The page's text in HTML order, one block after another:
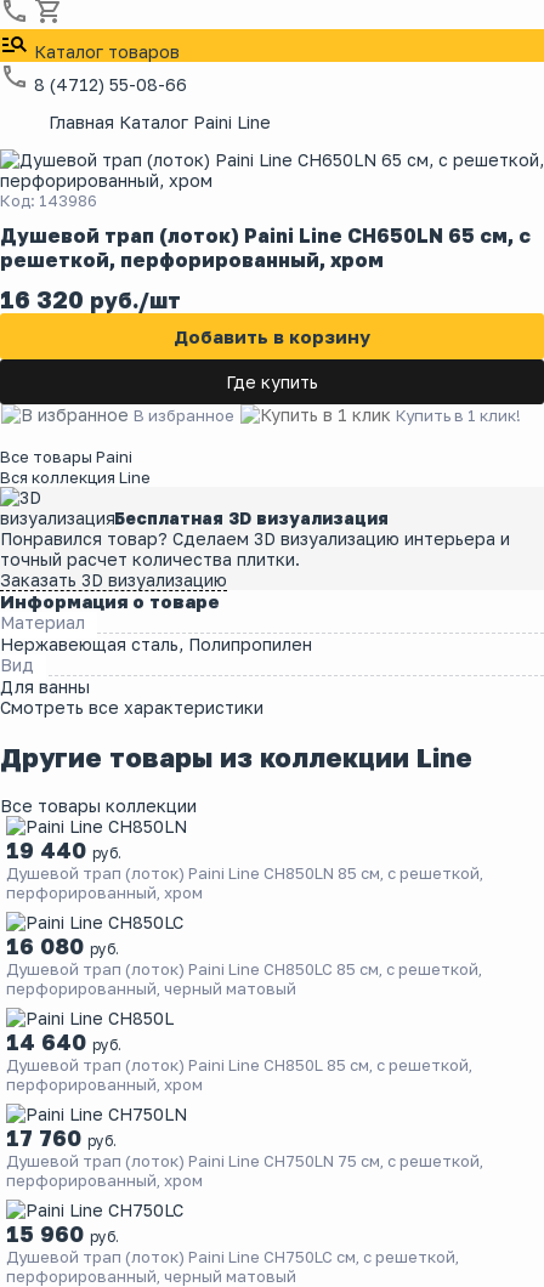
Каталог товаров
8 (4712) 55-08-66
Главная Каталог Paini Line
Код: 143986
Душевой трап (лоток) Paini Line CH650LN 65 см, с
решеткой, перфорированный, хром
16 320 руб./шт
Добавить в корзину
Где купить
В избранное Купить в 1 клик!
Все товары Paini
Вся коллекция Line
Бесплатная 3D визуализация
Понравился товар? Сделаем 3D визуализацию интерьера и
точный расчет количества плитки.
Заказать 3D визуализацию
Информация о товаре
Материал
Нержавеющая сталь, Полипропилен
Вид
Для ванны
Смотреть все характеристики
Другие товары из коллекции Line
Все товары коллекции
19 440 руб.
Душевой трап (лоток) Paini Line CH850LN 85 см, с решеткой,
перфорированный, хром
16 080 руб.
Душевой трап (лоток) Paini Line CH850LC 85 см, с решеткой,
перфорированный, черный матовый
14 640 руб.
Душевой трап (лоток) Paini Line CH850L 85 см, с решеткой,
перфорированный, хром
17 760 руб.
Душевой трап (лоток) Paini Line CH750LN 75 см, с решеткой,
перфорированный, хром
15 960 руб.
Душевой трап (лоток) Paini Line CH750LC см, с решеткой,
перфорированный, черный матовый